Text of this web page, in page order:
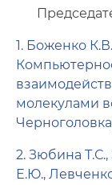
1. Боженко
молекулами
2. Зюбина
Е.Ю.,